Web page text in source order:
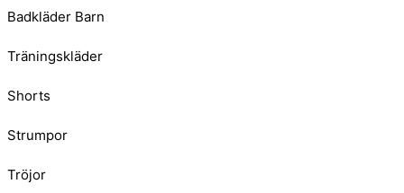
Badkläder Barn
Träningskläder
Shorts
Strumpor
Tröjor